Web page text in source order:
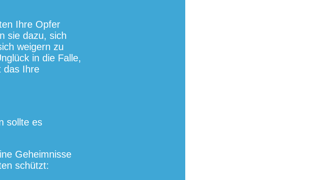
Ihre Opfer
sie dazu, sich
weigern zu
in die Falle,
das Ihre
sollte es
Geheimnisse
schützt: